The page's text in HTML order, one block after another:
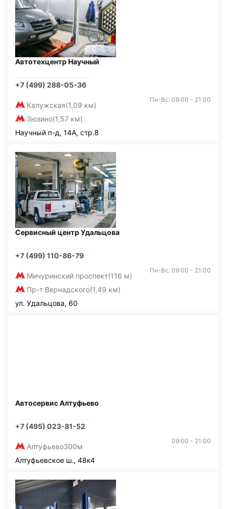
Автотехцентр Научный
+7 (499) 288-05-36
Калужская(1,09 км)
Зюзино(1,57 км)
Пн-Вс: 09:00 - 21:00
Научный п-д, 14А, стр.8
Сервисный центр Удальцова
+7 (499) 110-86-79
Мичуринский проспект(116 м)
Пр-т Вернадского(1,49 км)
Пн-Вс: 09:00 - 21:00
ул. Удальцова, 60
Автосервис Алтуфьево
+7 (495) 023-81-52
Алтуфьево300м
09:00 - 21:00
Алтуфьевское ш., 48к4